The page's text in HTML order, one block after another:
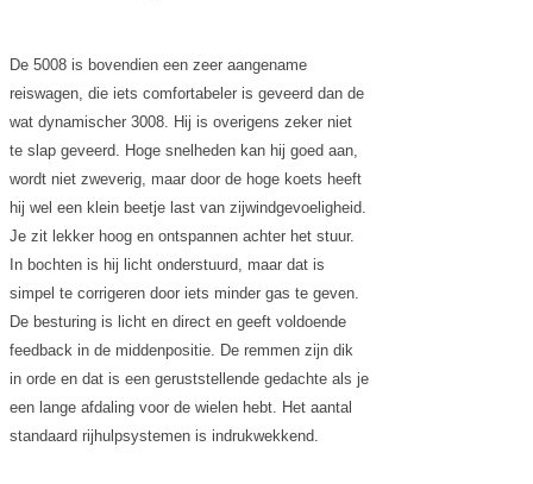
De 5008 is bovendien een zeer aangename
reiswagen, die iets comfortabeler is geveerd dan de
wat dynamischer 3008. Hij is overigens zeker niet
te slap geveerd. Hoge snelheden kan hij goed aan,
wordt niet zweverig, maar door de hoge koets heeft
hij wel een klein beetje last van zijwindgevoeligheid.
Je zit lekker hoog en ontspannen achter het stuur.
In bochten is hij licht onderstuurd, maar dat is
simpel te corrigeren door iets minder gas te geven.
De besturing is licht en direct en geeft voldoende
feedback in de middenpositie. De remmen zijn dik
in orde en dat is een geruststellende gedachte als je
een lange afdaling voor de wielen hebt. Het aantal
standaard rijhulpsystemen is indrukwekkend.